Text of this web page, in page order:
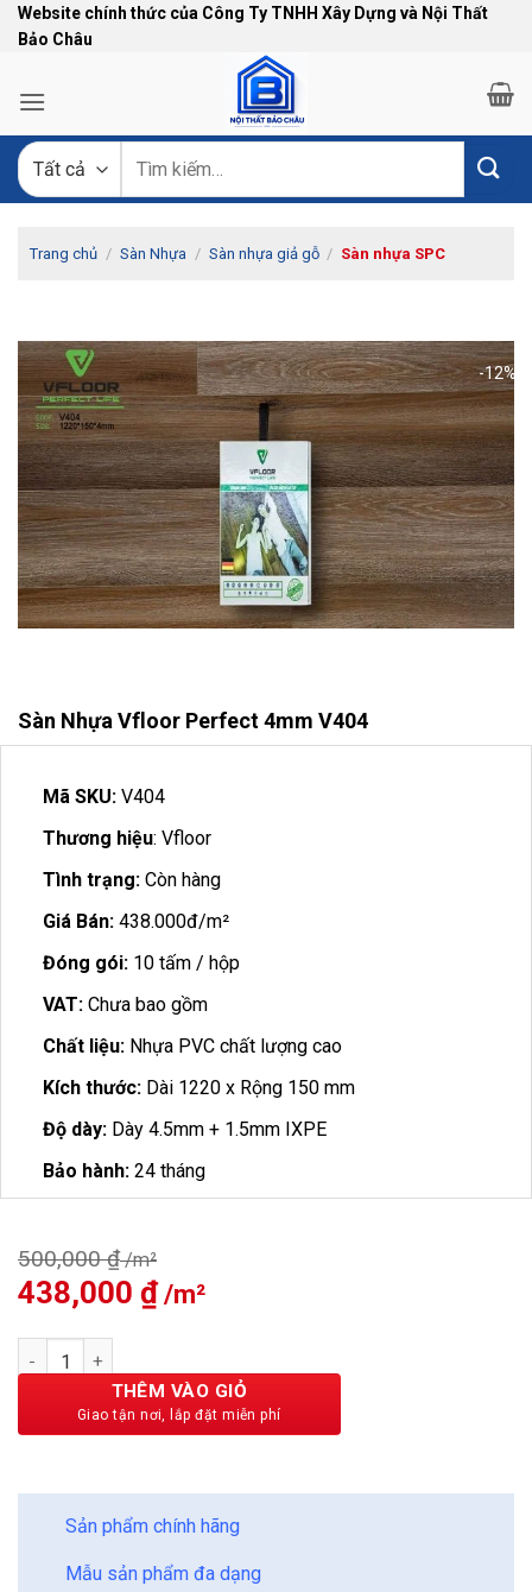
Bỏ
qua
dung
Website chính thức của Công Ty TNHH Xây Dựng và Nội Thất
Bảo Châu
kiếm:
Trang chủ / Sàn Nhựa / Sàn nhựa giả gỗ / Sàn nhựa SPC
-12%
Sàn Nhựa Vfloor Perfect 4mm V404
Mã SKU: V404
Thương hiệu: Vfloor
Tình trạng: Còn hàng
Giá Bán: 438.000đ/m²
Đóng gói: 10 tấm / hộp
VAT: Chưa bao gồm
Chất liệu: Nhựa PVC chất lượng cao
Kích thước: Dài 1220 x Rộng 150 mm
Độ dày: Dày 4.5mm + 1.5mm IXPE
Bảo hành: 24 tháng
500,000₫
Giá
gốc
là:
500,000 ₫.
438,000 ₫
438,000 ₫.
Sàn Nhựa Vfloor Perfect 4mm V404 số lượng
THÊM VÀO GIỎ
Sản phẩm chính hãng
Mẫu sản phẩm đa dạng